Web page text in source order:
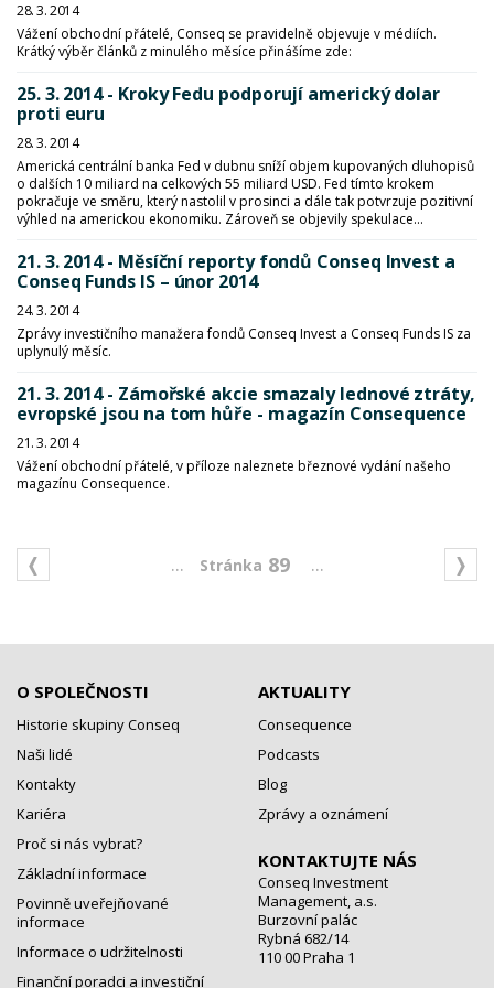
28. 3. 2014
Vážení obchodní přátelé, Conseq se pravidelně objevuje v médiích.
Krátký výběr článků z minulého měsíce přinášíme zde:
25. 3. 2014 - Kroky Fedu podporují americký dolar
proti euru
28. 3. 2014
Americká centrální banka Fed v dubnu sníží objem kupovaných dluhopisů
o dalších 10 miliard na celkových 55 miliard USD. Fed tímto krokem
pokračuje ve směru, který nastolil v prosinci a dále tak potvrzuje pozitivní
výhled na americkou ekonomiku. Zároveň se objevily spekulace...
21. 3. 2014 - Měsíční reporty fondů Conseq Invest a
Conseq Funds IS – únor 2014
24. 3. 2014
Zprávy investičního manažera fondů Conseq Invest a Conseq Funds IS za
uplynulý měsíc.
21. 3. 2014 - Zámořské akcie smazaly lednové ztráty,
evropské jsou na tom hůře - magazín Consequence
21. 3. 2014
Vážení obchodní přátelé, v příloze naleznete březnové vydání našeho
magazínu Consequence.
... 89 ...
O SPOLEČNOSTI
Historie skupiny Conseq
Naši lidé
Kontakty
Kariéra
Proč si nás vybrat?
Základní informace
Povinně uveřejňované
informace
Informace o udržitelnosti
Finanční poradci a investiční
AKTUALITY
Consequence
Podcasts
Blog
Zprávy a oznámení
KONTAKTUJTE NÁS
Conseq Investment
Management, a.s.
Burzovní palác
Rybná 682/14
110 00 Praha 1